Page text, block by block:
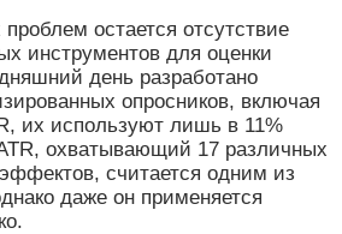
остается отсутствие
инструментов для оценки
день разработано
опросников, включая
их используют лишь в 11%
охватывающий 17 различных
считается одним из
даже он применяется